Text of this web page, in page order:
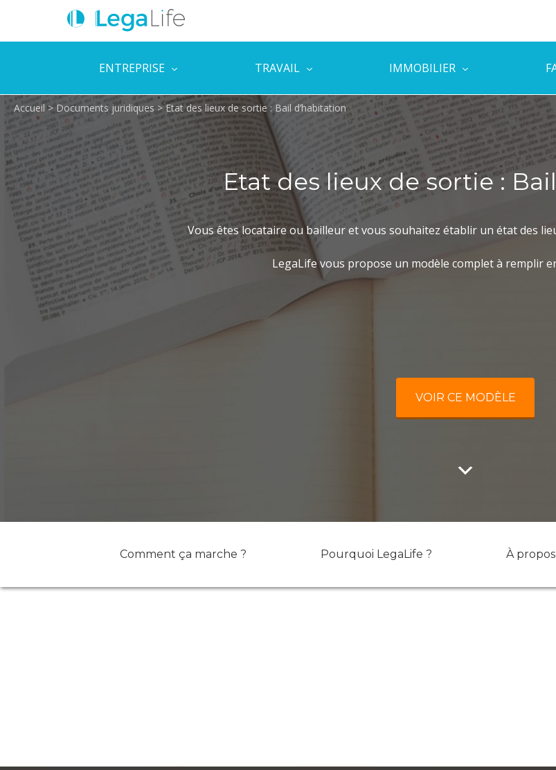
ENTREPRISE TRAVAIL IMMOBILIER
Accueil > Documents juridiques >Etat des lieux de sortie : Bail d’habitation
Etat des lieux de sortie :
Vous êtes locataire ou bailleur et vous souhaitez établir un état des
LegaLife vous propose un modèle complet à remplir
VOIR CE MODÈLE
Comment ça marche ? Pourquoi LegaLife ? À